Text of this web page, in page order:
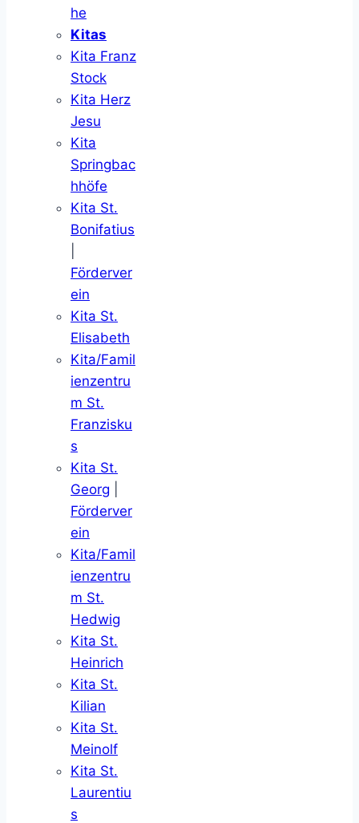
he
Kitas
Kita Franz
Stock
Kita Herz
Jesu
Kita
Springbac
hhöfe
Kita St.
Bonifatius
Förderver
ein
Kita St.
Elisabeth
Kita/Famil
ienzentru
m St.
Franzisku
s
Kita St.
Georg
Förderver
ein
Kita/Famil
ienzentru
m St.
Hedwig
Kita St.
Heinrich
Kita St.
Kilian
Kita St.
Meinolf
Kita St.
Laurentiu
s